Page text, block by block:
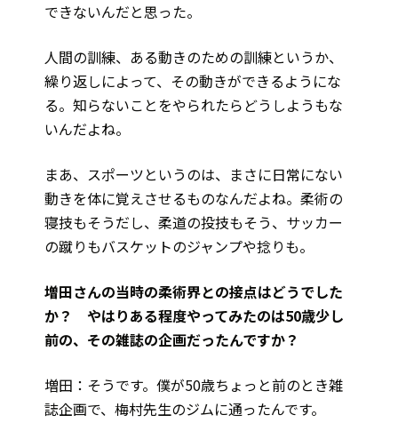
できないんだと思った。
人間の訓練、ある動きのための訓練というか、
繰り返しによって、その動きができるようにな
る。知らないことをやられたらどうしようもな
いんだよね。
まあ、スポーツというのは、まさに日常にない
動きを体に覚えさせるものなんだよね。柔術の
寝技もそうだし、柔道の投技もそう、サッカー
の蹴りもバスケットのジャンプや捻りも。
――増田さんの当時の柔術界との接点はどうでした
か？ やはりある程度やってみたのは50歳少し
前の、その雑誌の企画だったんですか？
増田：そうです。僕が50歳ちょっと前のとき雑
誌企画で、梅村先生のジムに通ったんです。